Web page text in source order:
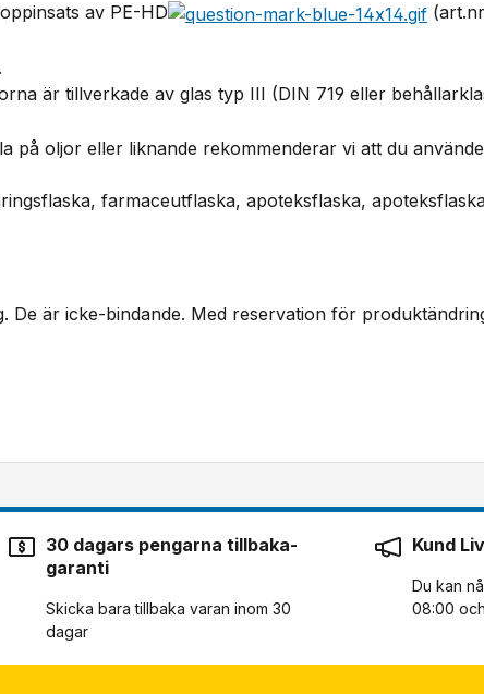
av PE-HD
är tillverkade av glas typ III (DIN 719 eller
oljor eller liknande rekommenderar vi att du
farmaceutflaska, apoteksflaska,
är icke-bindande. Med reservation för
30 dagars pengarna tillbaka-
garanti
Skicka bara tillbaka varan inom 30
dagar
Kund
Du kan
08:00